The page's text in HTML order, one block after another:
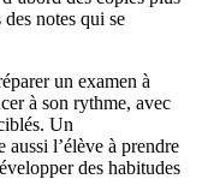
notes qui se
un examen à
à son rythme, avec
Un
l’élève à prendre
des habitudes